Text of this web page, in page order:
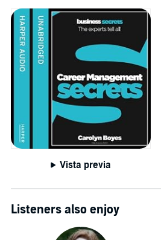
Vista previa
Listeners also enjoy